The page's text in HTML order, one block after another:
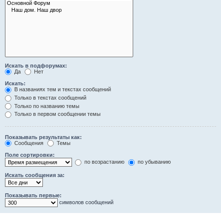
Искать в подфорумах:
Да
Нет
Искать:
В названиях тем и текстах сообщений
Только в текстах сообщений
Только по названию темы
Только в первом сообщении темы
Показывать результаты как:
Сообщения
Темы
Поле сортировки:
по возрастанию
по убыванию
Искать сообщения за:
Показывать первые:
символов сообщений